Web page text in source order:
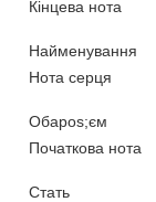
Кінцева нота
Найменування
Нота серця
Обapos;єм
Початкова нота
Стать